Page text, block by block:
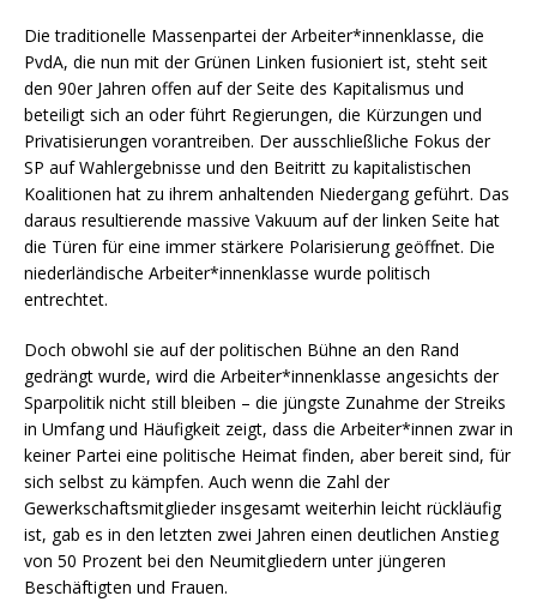
Die traditionelle Massenpartei der Arbeiter*innenklasse, die
PvdA, die nun mit der Grünen Linken fusioniert ist, steht seit
den 90er Jahren offen auf der Seite des Kapitalismus und
beteiligt sich an oder führt Regierungen, die Kürzungen und
Privatisierungen vorantreiben. Der ausschließliche Fokus der
SP auf Wahlergebnisse und den Beitritt zu kapitalistischen
Koalitionen hat zu ihrem anhaltenden Niedergang geführt. Das
daraus resultierende massive Vakuum auf der linken Seite hat
die Türen für eine immer stärkere Polarisierung geöffnet. Die
niederländische Arbeiter*innenklasse wurde politisch
entrechtet.
Doch obwohl sie auf der politischen Bühne an den Rand
gedrängt wurde, wird die Arbeiter*innenklasse angesichts der
Sparpolitik nicht still bleiben – die jüngste Zunahme der Streiks
in Umfang und Häufigkeit zeigt, dass die Arbeiter*innen zwar in
keiner Partei eine politische Heimat finden, aber bereit sind, für
sich selbst zu kämpfen. Auch wenn die Zahl der
Gewerkschaftsmitglieder insgesamt weiterhin leicht rückläufig
ist, gab es in den letzten zwei Jahren einen deutlichen Anstieg
von 50 Prozent bei den Neumitgliedern unter jüngeren
Beschäftigten und Frauen.